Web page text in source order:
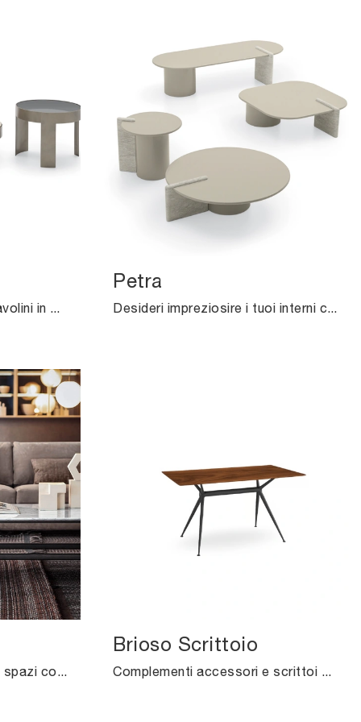
Complementi moderni e tavolini in marmo: ottieni informazioni sul modello Mekki di Ditre Italia e potrai completare i tuoi spazi.
Petra
Desideri impreziosire i tuoi interni con i Complementi Ditre Italia? Eccoti vari modelli di tavolini in MDF come Petra.
Desideri completare i tuoi spazi con i Complementi Pianca? Eccoti diversi modelli di tavolini in marmo come Fushimi.
Brioso Scrittoio
Complementi accessori e scrittoi Midj: scopri come valorizzare i tuoi locali moderni con il modello Brioso Scrittoio.